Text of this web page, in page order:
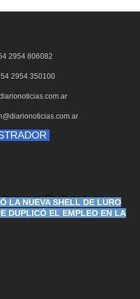
2954 806082
2954 350100
LA NUEVA SHELL DE LURO
DUPLICÓ EL EMPLEO EN LA